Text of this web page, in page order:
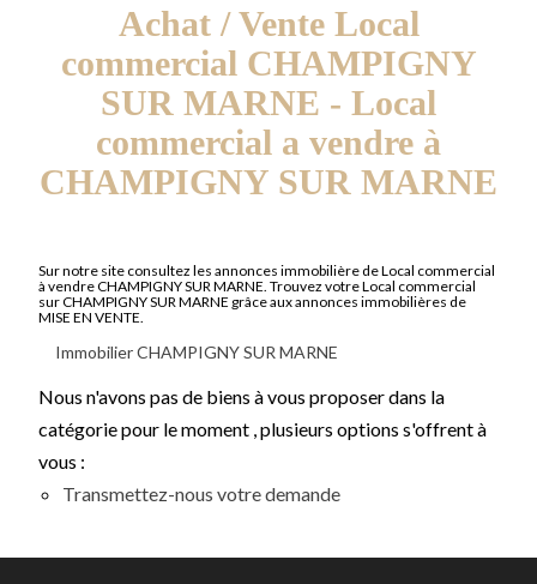
Achat / Vente Local
commercial CHAMPIGNY
SUR MARNE - Local
commercial a vendre à
CHAMPIGNY SUR MARNE
Sur notre site consultez les annonces immobilière de Local commercial
à vendre CHAMPIGNY SUR MARNE. Trouvez votre Local commercial
sur CHAMPIGNY SUR MARNE grâce aux annonces immobilières de
MISE EN VENTE.
Immobilier CHAMPIGNY SUR MARNE
Nous n'avons pas de biens à vous proposer dans la
catégorie pour le moment , plusieurs options s'offrent à
vous :
Transmettez-nous votre demande